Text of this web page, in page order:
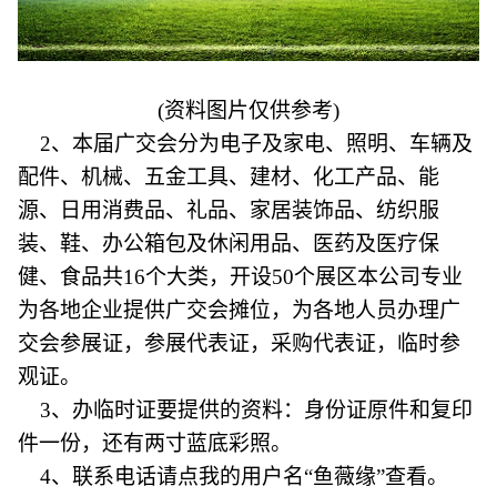
(资料图片仅供参考)
2、本届广交会分为电子及家电、照明、车辆及
配件、机械、五金工具、建材、化工产品、能
源、日用消费品、礼品、家居装饰品、纺织服
装、鞋、办公箱包及休闲用品、医药及医疗保
健、食品共16个大类，开设50个展区本公司专业
为各地企业提供广交会摊位，为各地人员办理广
交会参展证，参展代表证，采购代表证，临时参
观证。
3、办临时证要提供的资料：身份证原件和复印
件一份，还有两寸蓝底彩照。
4、联系电话请点我的用户名“鱼薇缘”查看。